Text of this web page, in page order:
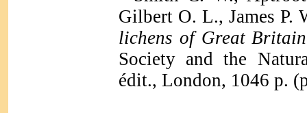
Gilbert O. L., James P.
lichens of Great
Society and the
édit., London, 1046 p.